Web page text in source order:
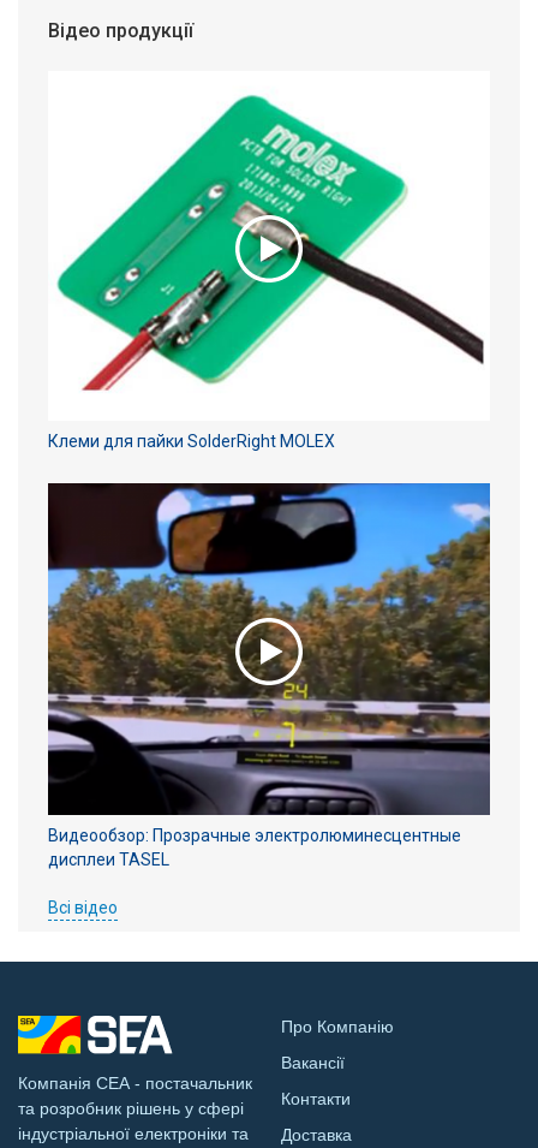
Відео продукції
Клеми для пайки SolderRight MOLEX
Видеообзор: Прозрачные электролюминесцентные
дисплеи TASEL
Всі відео
Компанія СЕА - постачальник
та розробник рішень у сфері
індустріальної електроніки та
Про Компанію
Вакансії
Контакти
Доставка